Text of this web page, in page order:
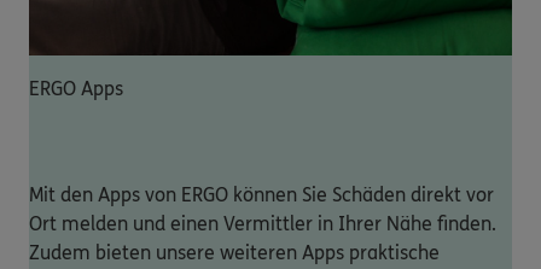
ERGO Apps
Mit den Apps von ERGO können Sie Schäden direkt vor
Ort melden und einen Vermittler in Ihrer Nähe finden.
Zudem bieten unsere weiteren Apps praktische